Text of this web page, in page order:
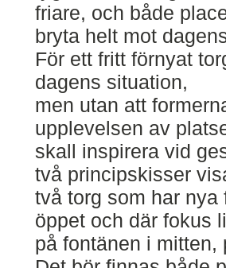
friare, och både
bryta helt mot
För ett fritt förnyat
dagens situation,
men utan att
upplevelsen av
skall inspirera vid
två principskisser
två torg som har nya
öppet och där fokus
på fontänen i mitten,